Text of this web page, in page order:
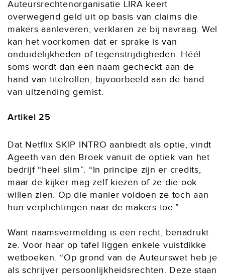
Auteursrechtenorganisatie LIRA keert
overwegend geld uit op basis van claims die
makers aanleveren, verklaren ze bij navraag. Wel
kan het voorkomen dat er sprake is van
onduidelijkheden of tegenstrijdigheden. Héél
soms wordt dan een naam gecheckt aan de
hand van titelrollen, bijvoorbeeld aan de hand
van uitzending gemist.
Artikel 25
Dat Netflix SKIP INTRO aanbiedt als optie, vindt
Ageeth van den Broek vanuit de optiek van het
bedrijf “heel slim”. “In principe zijn er credits,
maar de kijker mag zelf kiezen of ze die ook
willen zien. Op die manier voldoen ze toch aan
hun verplichtingen naar de makers toe.”
Want naamsvermelding is een recht, benadrukt
ze. Voor haar op tafel liggen enkele vuistdikke
wetboeken. “Op grond van de Auteurswet heb je
als schrijver persoonlijkheidsrechten. Deze staan